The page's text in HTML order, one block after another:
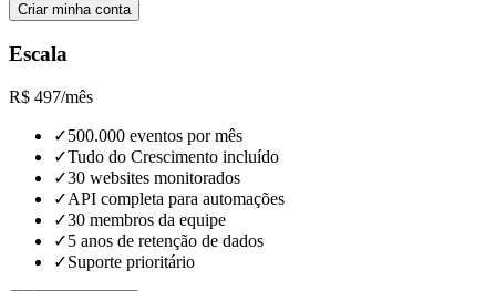
Criar minha conta
Escala
R$ 497/mês
✓500.000 eventos por mês
✓Tudo do Crescimento incluído
✓30 websites monitorados
✓API completa para automações
✓30 membros da equipe
✓5 anos de retenção de dados
✓Suporte prioritário